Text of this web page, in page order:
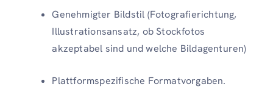
Genehmigter Bildstil (Fotografierichtung,
Illustrationsansatz, ob Stockfotos
akzeptabel sind und welche Bildagenturen)
Plattformspezifische Formatvorgaben.